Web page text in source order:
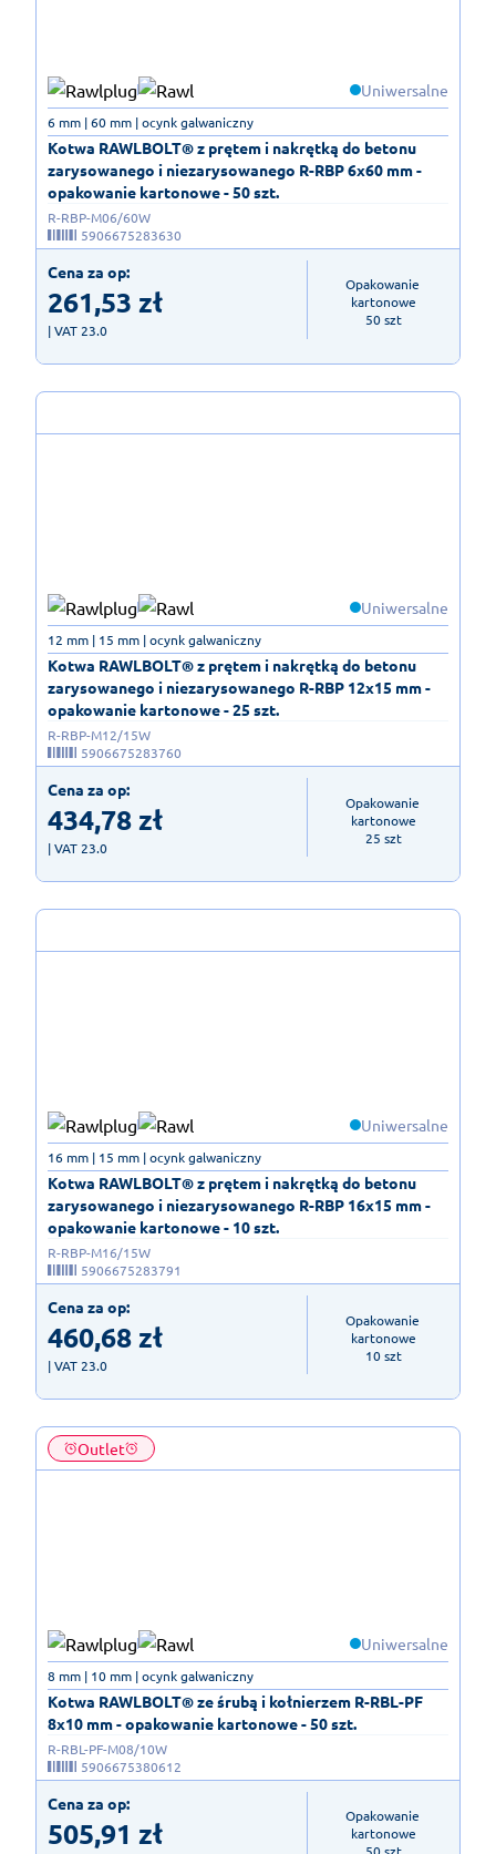
Uniwersalne
Kotwa RAWLBOLT® z prętem i nakrętką do betonu
zarysowanego i niezarysowanego R-RBP 6x60 mm -
opakowanie kartonowe - 50 szt.
6 mm | 60 mm | ocynk galwaniczny
R-RBP-M06/60W
5906675283630
Cena za op:
261,53 zł
| VAT 23.0
Opakowanie
kartonowe
50 szt
Uniwersalne
Kotwa RAWLBOLT® z prętem i nakrętką do betonu
zarysowanego i niezarysowanego R-RBP 12x15 mm -
opakowanie kartonowe - 25 szt.
12 mm | 15 mm | ocynk galwaniczny
R-RBP-M12/15W
5906675283760
Cena za op:
434,78zł
| VAT 23.0
Opakowanie
kartonowe
25 szt
Uniwersalne
Kotwa RAWLBOLT® z prętem i nakrętką do betonu
zarysowanego i niezarysowanego R-RBP 16x15 mm -
opakowanie kartonowe - 10 szt.
16 mm | 15 mm | ocynk galwaniczny
R-RBP-M16/15W
5906675283791
Cena za op:
460,68zł
| VAT 23.0
Opakowanie
kartonowe
10 szt
Outlet
Uniwersalne
Kotwa RAWLBOLT® ze śrubą i kołnierzem R-RBL-PF
8x10 mm - opakowanie kartonowe - 50 szt.
8 mm | 10 mm | ocynk galwaniczny
R-RBL-PF-M08/10W
5906675380612
Cena za op:
505,91 zł
Opakowanie
kartonowe